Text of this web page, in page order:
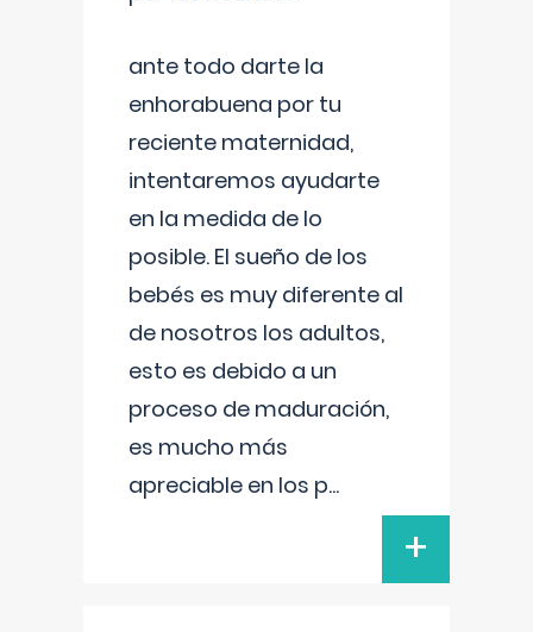
ante todo darte la
enhorabuena por tu
reciente maternidad,
intentaremos ayudarte
en la medida de lo
posible. El sueño de los
bebés es muy diferente al
de nosotros los adultos,
esto es debido a un
proceso de maduración,
es mucho más
apreciable en los p...
+